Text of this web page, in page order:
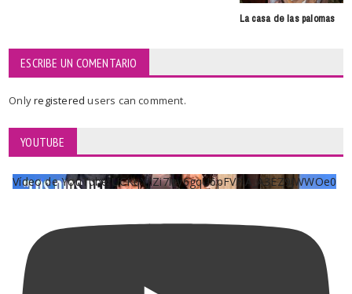
La casa de las palomas
ESCRIBE UN COMENTARIO
Onlyregisteredusers can comment.
YOUTUBE
Vídeo de YouTube UCKqYjiZi7lzy6gqU6pFVFiA_A3EZ9JWWOe0